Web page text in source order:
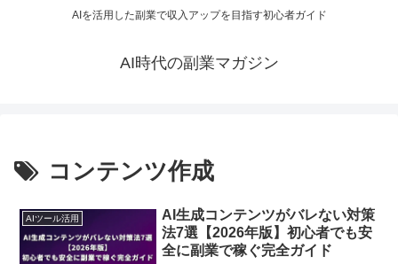
AIを活用した副業で収入アップを目指す初心者ガイド
AI時代の副業マガジン
コンテンツ作成
AIツール活用
AI生成コンテンツがバレない対策
法7選【2026年版】初心者でも安
全に副業で稼ぐ完全ガイド